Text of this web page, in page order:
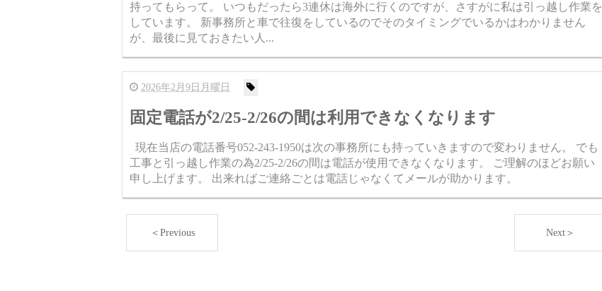
持ってもらって。 いつもだったら3連休は海外に行くのですが、さすがに私は引っ越し作業を
しています。 新事務所と車で往復をしているのでそのタイミングでいるかはわかりません
が、最後に見ておきたい人...
2026年2月9日月曜日
固定電話が2/25-2/26の間は利用できなくなります
現在当店の電話番号052-243-1950は次の事務所にも持っていきますので変わりません。 でも
工事と引っ越し作業の為2/25-2/26の間は電話が使用できなくなります。 ご理解のほどお願い
申し上げます。 出来ればご連絡ごとは電話じゃなくてメールが助かります。
＜Previous Next＞